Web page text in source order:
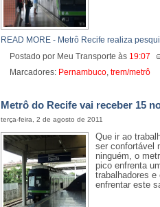
READ MORE - Metrô Recife realiza
Postado por Meu Transporte às 19:07
Marcadores: Pernambuco trem/metrô
Metrô do Recife vai receber 15
terça-feira, 2 de agosto de 2011
Que ir ao
ser confortável
ninguém, o
pico enfrenta
trabalhadores
enfrentar este